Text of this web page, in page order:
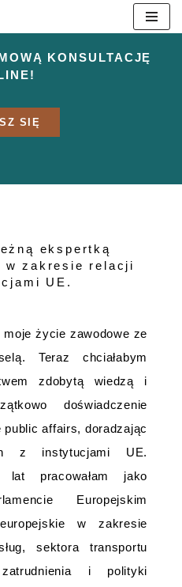
KONSULTACJĘ
SIĘ
ekspertką
w zakresie relacji
UE.
moje życie zawodowe ze
Teraz chciałabym
zdobytą wiedzą i
doświadczenie
public affairs, doradzając
z instytucjami UE.
pracowałam jako
Europejskim
w zakresie
sektora transportu
i polityki